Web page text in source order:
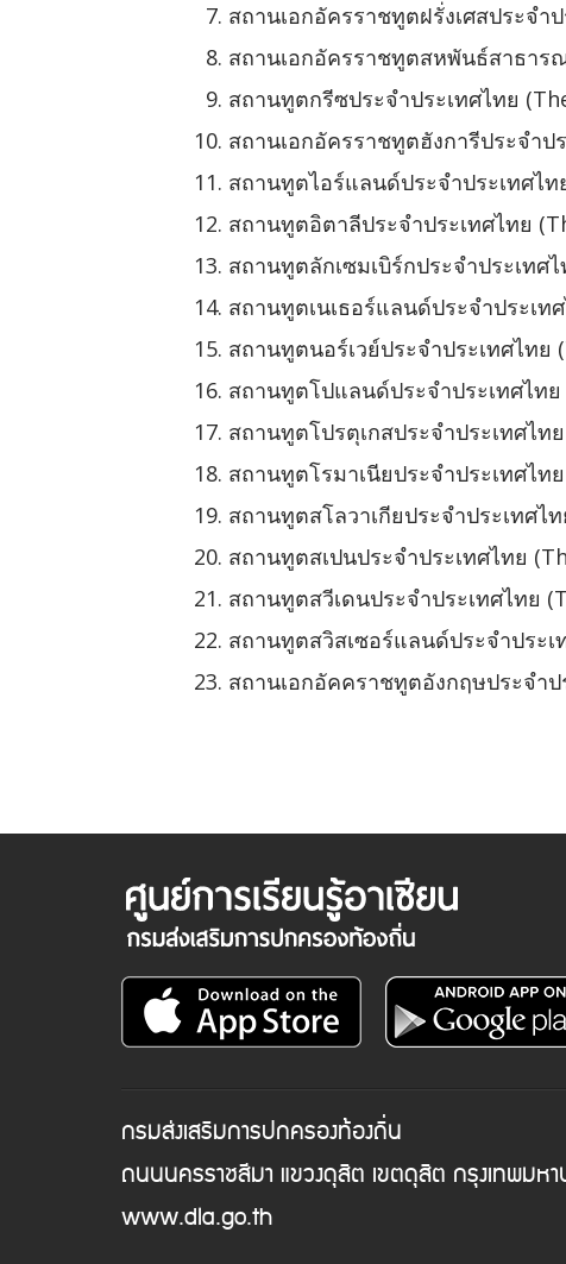
สถานเอกอัครราชทูตฝรั่งเศสประจำ
สถานเอกอัครราชทูตสหพันธ์สาธาร
สถานทูตกรีซประจำประเทศไทย
สถานเอกอัครราชทูตฮังการีประจำป
สถานทูตไอร์แลนด์ประจำประเทศไ
สถานทูตอิตาลีประจำประเทศไทย
สถานทูตลักเซมเบิร์กประจำประเท
สถานทูตเนเธอร์แลนด์ประจำประเ
สถานทูตนอร์เวย์ประจำประเทศไทย
สถานทูตโปแลนด์ประจำประเทศไท
สถานทูตโปรตุเกสประจำประเทศไ
สถานทูตโรมาเนียประจำประเทศไท
สถานทูตสโลวาเกียประจำประเทศไ
สถานทูตสเปนประจำประเทศไทย
สถานทูตสวีเดนประจำประเทศไทย
สถานทูตสวิสเซอร์แลนด์ประจำประ
สถานเอกอัคคราชทูตอังกฤษประจำ
กรมส่งเสริมการปกครองท้องถิ่น
ถนนนครราชสีมา แขวงดุสิต เขตดุสิต กรุงเทพมห
www.dla.go.th